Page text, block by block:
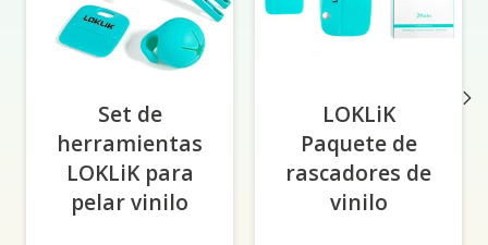
Set de
herramientas
LOKLiK para
pelar vinilo
LOKLiK
Paquete de
rascadores de
vinilo